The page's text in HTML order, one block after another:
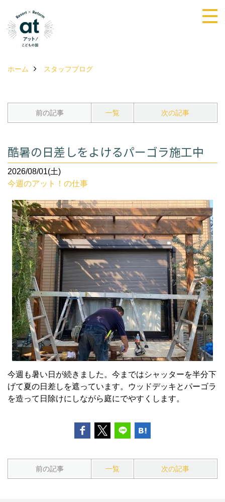
ホーム スタッフブログ
前の記事 一覧 次の記事
酷暑の日差しをよけるパーゴラ施工中
2026/08/01(土)
今週のアット！の仕事
今週も暑い日が続きました。今まではシャッターを半分下
げて夏の日差しを遮っています。ウッドデッキとパーゴラ
を造って日除けにしながら庭にでやすくします。
前の記事 一覧 次の記事